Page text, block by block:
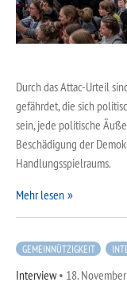
Durch das Attac-Urteil
gefährdet, die sich
sein, jede politische
Beschädigung der
Handlungsspielraums.
Mehr lesen
GEMEINNÜTZIGKEIT
Interview• 18.